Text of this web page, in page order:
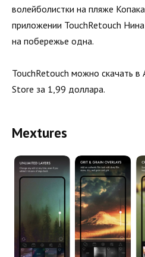
волейболистки на пляже
приложении TouchRetouch
на побережье одна.
TouchRetouch можно скачать в
Store за 1,99 доллара.
Mextures